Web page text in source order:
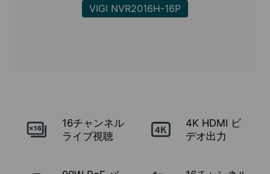
VIGI NVR2016H-16P
16チャンネル
ライブ視聴
4K HDMI ビ
デオ出力